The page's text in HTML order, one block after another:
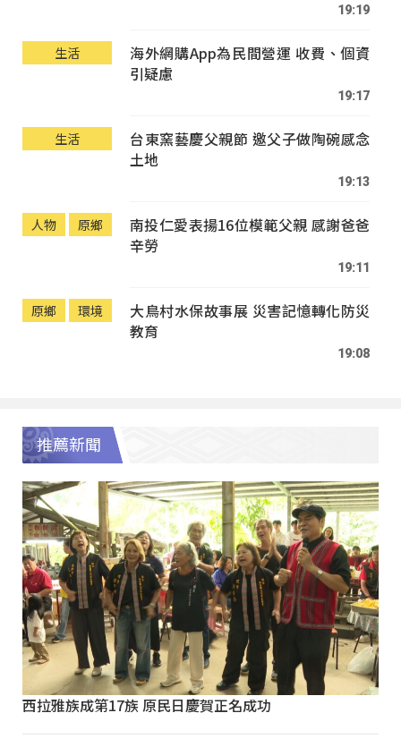
19:19
生活
海外網購App為民間營運 收費、個資
引疑慮
19:17
生活
台東窯藝慶父親節 邀父子做陶碗感念
土地
19:13
人物 原鄉
南投仁愛表揚16位模範父親 感謝爸爸
辛勞
19:11
原鄉 環境
大鳥村水保故事展 災害記憶轉化防災
教育
19:08
推薦新聞
西拉雅族成第17族 原民日慶賀正名成功